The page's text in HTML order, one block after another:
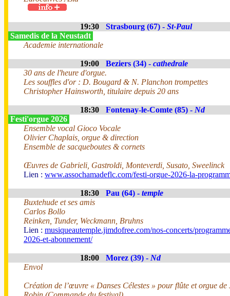
19:30 Strasbourg (67) - St-Paul
Samedis de la Neustadt
Academie internationale
19:00 Beziers (34) - cathedrale
30 ans de l'heure d'orgue.
Les souffles d'or : D. Bougard & N. Planchon trompettes
Christopher Hainsworth, titulaire depuis 20 ans
18:30 Fontenay-le-Comte (85) - Nd
Festi'orgue 2026
Ensemble vocal Gioco Vocale
Olivier Chaplais, orgue & direction
Ensemble de sacqueboutes & cornets
Œuvres de Gabrieli, Gastroldi, Monteverdi, Susato, Sweelinck
Lien : www.assochamadeflc.com/festi-orgue-2026-la-
18:30 Pau (64) - temple
Buxtehude et ses amis
Carlos Bollo
Reinken, Tunder, Weckmann, Bruhns
Lien : musiqueautemple.jimdofree.com/nos-concerts/
2026-et-abonnement/
18:00 Morez (39) - Nd
Envol
Création de l’œuvre « Danses Célestes » pour flûte et orgue de